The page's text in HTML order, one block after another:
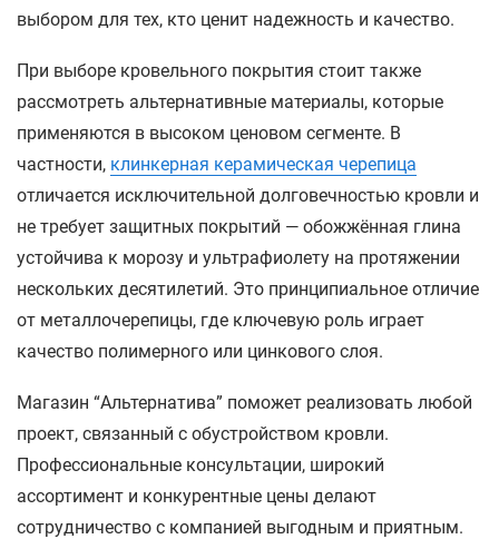
выбором для тех, кто ценит надежность и качество.
При выборе кровельного покрытия стоит также
рассмотреть альтернативные материалы, которые
применяются в высоком ценовом сегменте. В
частности, клинкерная керамическая черепица
отличается исключительной долговечностью кровли и
не требует защитных покрытий — обожжённая глина
устойчива к морозу и ультрафиолету на протяжении
нескольких десятилетий. Это принципиальное отличие
от металлочерепицы, где ключевую роль играет
качество полимерного или цинкового слоя.
Магазин “Альтернатива” поможет реализовать любой
проект, связанный с обустройством кровли.
Профессиональные консультации, широкий
ассортимент и конкурентные цены делают
сотрудничество с компанией выгодным и приятным.